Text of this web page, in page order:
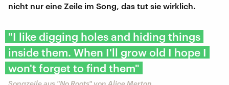
nicht nur eine Zeile im Song, das tut sie wirklich.
"I like digging holes and hiding things
inside them. When I'll grow old I hope I
won't forget to find them"
Songzeile aus "No Roots" von Alice Merton